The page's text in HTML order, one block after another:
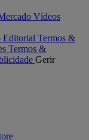
Vídeos
Editorial Termos &
Termos &
Gerir